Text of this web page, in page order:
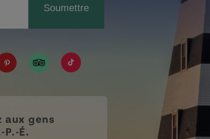
Soumettre
https://www.pinterest.ca/tourismpei/_created/
https://www.tripadvisor.ca/Tourism-
https://www.tiktok.com/tag/
aux gens
P.-É.